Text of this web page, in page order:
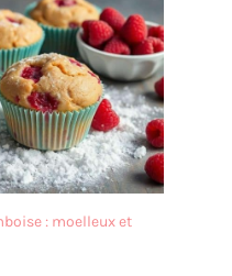
: moelleux et